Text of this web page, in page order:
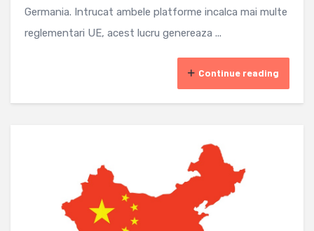
Germania. Intrucat ambele platforme incalca mai multe
reglementari UE, acest lucru genereaza ...
Continue reading